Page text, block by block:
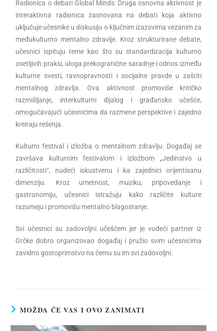
Radionica o debati Global Minds: Druga osnovna aktivnost je
interaktivna radionica zasnovana na debati koja aktivno
uključuje učesnike u diskusiju o ključnim izazovima vezanim za
međukulturno mentalno zdravlje. Kroz strukturirane debate,
učesnici ispituju teme kao što su standardizacija kulturno
osetljivih praksi, uloga prekogranične saradnje i odnos između
kulturne svesti, ravnopravnosti i socijalne pravde u zaštiti
mentalnog zdravlja. Ova aktivnost promoviše kritičko
razmišljanje, interkulturni dijalog i građansko učešće,
omogućavajući učesnicima da razmene perspektive i zajedno
kreiraju rešenja.
Kulturni festival i izložba o mentalnom zdravlju: Događaj se
završava kulturnim festivalom i izložbom „Jedinstvo u
različitosti“, nudeći iskustvenu i ka zajednici orijentisanu
dimenziju. Kroz umetnost, muziku, pripovedanje i
gastronomiju, učesnici istražuju kako različite kulture
razumeju i promovišu mentalno blagostanje.
Svi učesnici su zadovoljni učešćem jer je vodeći partner iz
Grčke dobro organizovao događaj i pružio svim učesnicima
zavidno gostoprimstvo na čemu su im svi zadovoljni.
MOŽDA ĆE VAS I OVO ZANIMATI